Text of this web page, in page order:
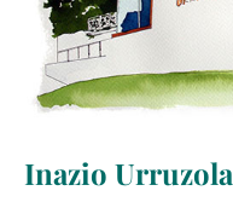
Inazio Urruzola